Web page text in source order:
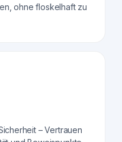
ohne floskelhaft zu
– Vertrauen